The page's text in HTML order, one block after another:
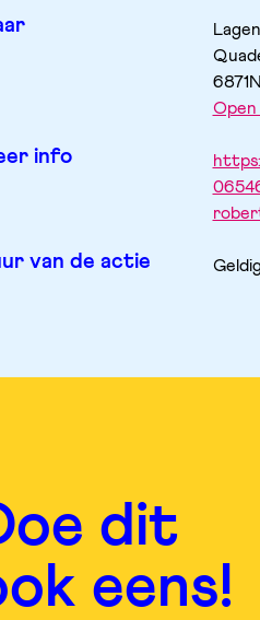
Open
info
van de actie
dit
eens!